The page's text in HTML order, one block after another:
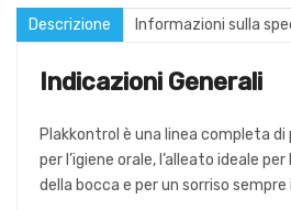
Descrizione Informazioni sulla
Indicazioni Generali
Plakkontrol è una linea completa
per l’igiene orale, l’alleato ideale
della bocca e per un sorriso